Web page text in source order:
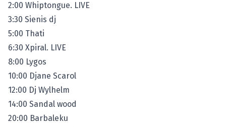
2:00 Whiptongue. LIVE
3:30 Sienis dj
5:00 Thati
6:30 Xpiral. LIVE
8:00 Lygos
10:00 Djane Scarol
12:00 Dj Wylhelm
14:00 Sandal wood
20:00 Barbaleku